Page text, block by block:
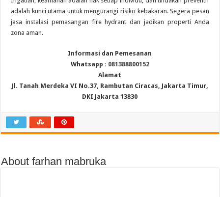
adalah kunci utama untuk mengurangi risiko kebakaran. Segera pesan
jasa instalasi pemasangan fire hydrant dan jadikan properti Anda
zona aman.
Informasi dan Pemesanan
Whatsapp : 081388800152
Alamat
Jl. Tanah Merdeka VI No.37, Rambutan Ciracas, Jakarta Timur,
DKI Jakarta 13830
About farhan mabruka